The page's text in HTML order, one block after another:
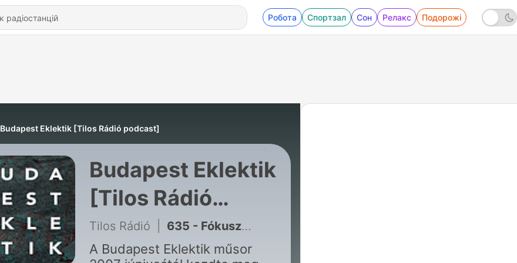
Робота Спортзал Сон Релакс Подорожі
Budapest Eklektik [Tilos Rádió podcast]
Budapest Eklektik
[Tilos Rádió
podcast]
Tilos Rádió 635 - Fókuszban az idei Sziget Fesztivál
A Budapest Eklektik műsor